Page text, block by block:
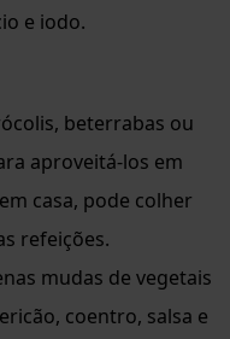
e iodo.
beterrabas ou
aproveitá-los em
casa, pode colher
refeições.
mudas de vegetais
coentro, salsa e